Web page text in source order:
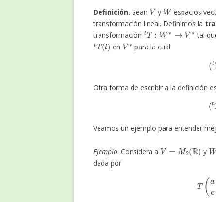
Definición. Sean
V
y
W
espacios
transformación lineal. Definimos la
transformación
tT:W∗→V∗
tal
tT(l)
en
V∗
para la cual
Otra forma de escribir a la definición
Veamos un ejemplo para entender
Ejemplo. Considera a
)
y
dada por
T(